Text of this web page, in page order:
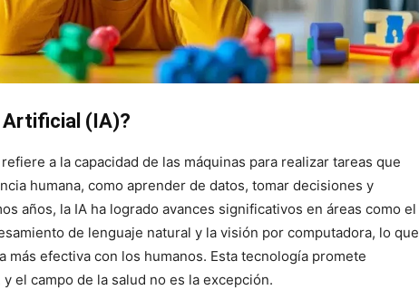
Artificial (IA)?
a la capacidad de las máquinas para realizar tareas que
humana, como aprender de datos, tomar decisiones y
años, la IA ha logrado avances significativos en áreas como el
de lenguaje natural y la visión por computadora, lo que
más efectiva con los humanos. Esta tecnología promete
el campo de la salud no es la excepción.